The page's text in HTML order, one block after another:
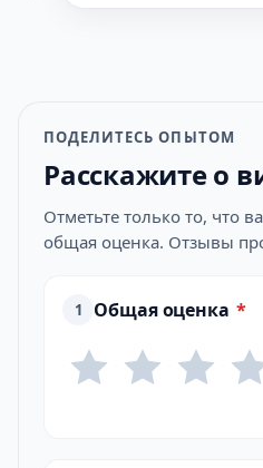
ПОДЕЛИТЕСЬ ОПЫТОМ
Расскажите о
Отметьте только то, что
общая оценка. Отзывы
1 Общая оценка *